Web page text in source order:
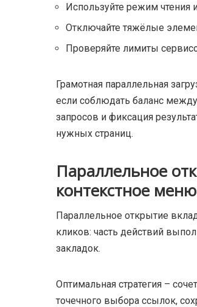
Используйте режим чтения
Отключайте тяжёлые
Проверяйте лимиты
Грамотная параллельная
если соблюдать баланс
запросов и фиксация
нужных страниц.
Параллельное
контекстное
Параллельное открытие
кликов: часть действий
закладок.
Оптимальная стратегия –
точечного выбора ссылок,